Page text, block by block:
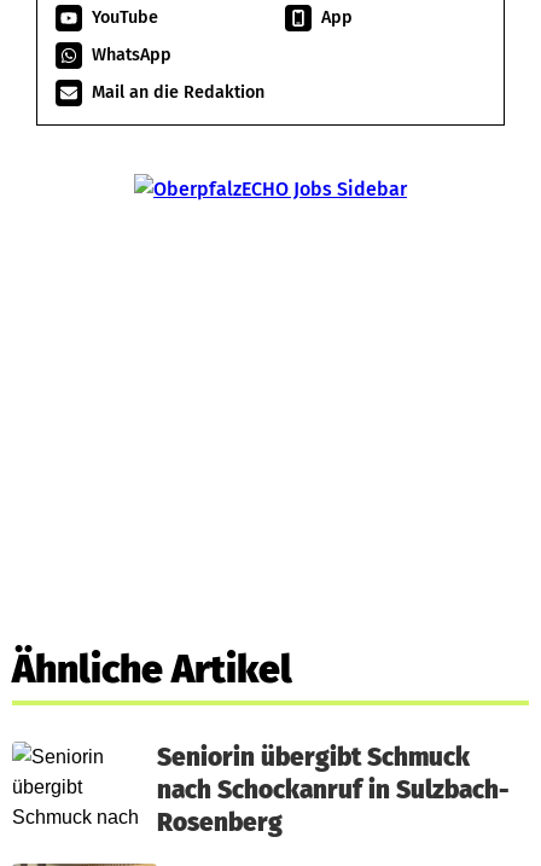
YouTube
App
WhatsApp
Mail an die Redaktion
Ähnliche Artikel
Seniorin übergibt Schmuck
nach Schockanruf in Sulzbach-
Rosenberg